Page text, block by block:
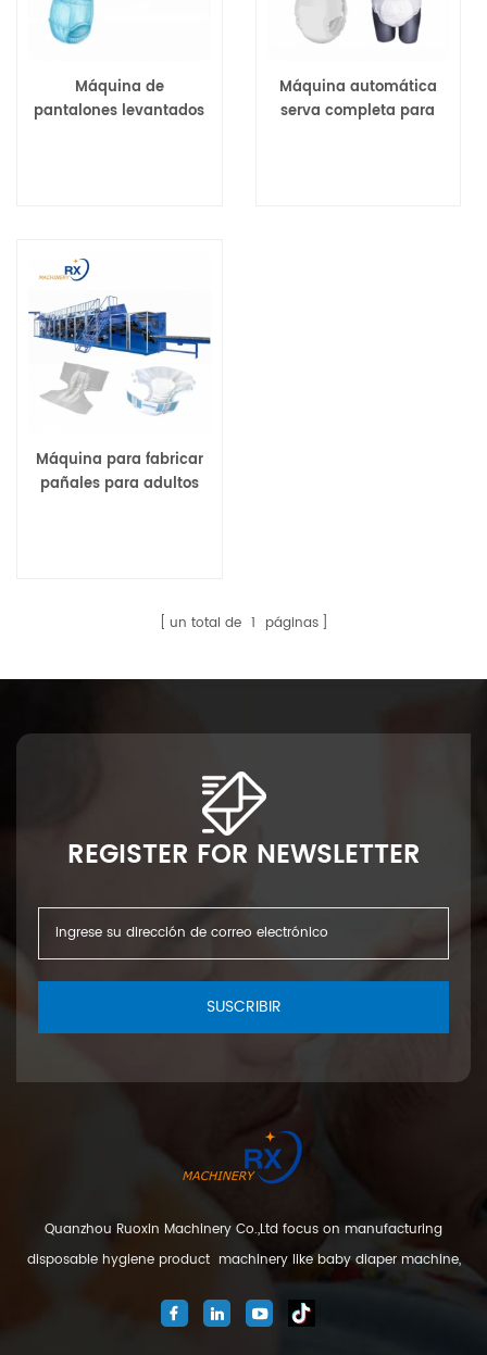
Máquina de
pantalones levantados
Máquina automática
serva completa para
Máquina para fabricar
pañales para adultos
un total de 1 páginas
REGISTER FOR NEWSLETTER
SUSCRIBIR
Quanzhou Ruoxin Machinery Co.,Ltd focus on manufacturing
disposable hygiene product machinery like baby diaper machine,
machine. We are located in Jinjiang city, Fujian Province, China. And